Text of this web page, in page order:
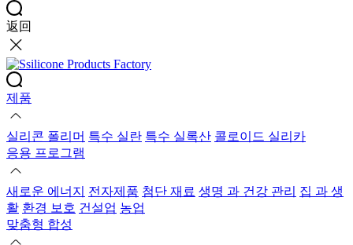
返回
제품
실리콘 폴리머 특수 실란 특수 실록산 콜로이드 실리카
응용 프로그램
새로운 에너지 전자제품 첨단 재료 생명 과 건강 관리 집 과 생
활 환경 보호 건설업 농업
맞춤형 합성